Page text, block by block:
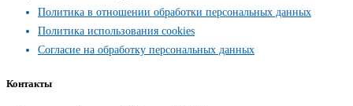
Политика в отношении обработки персональных данных
Политика использования cookies
Согласие на обработку персональных данных
Контакты